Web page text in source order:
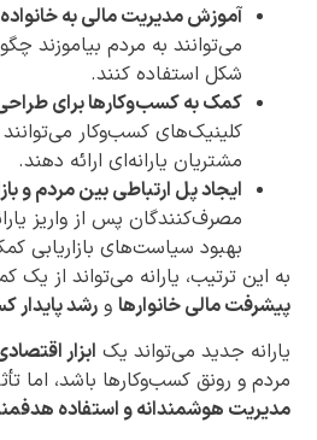
آموزش مدیریت مالی به
می‌توانند به مردم بیاموزند
شکل استفاده کنند.
کمک به کسب‌وکارها برای
کلینیک‌های کسب‌وکار
مشتریان یارانه‌ای ارائه دهند.
ایجاد پل ارتباطی بین مردم و
مصرف‌کنندگان پس از واریز
بهبود سیاست‌های بازاریابی
به این ترتیب، یارانه می‌تواند از یک
پیشرفت مالی خانوارها و رشد پایدار
یارانه جدید می‌تواند یک ابزار
مردم و رونق کسب‌وکارها باشد، اما
مدیریت هوشمندانه و استفاده